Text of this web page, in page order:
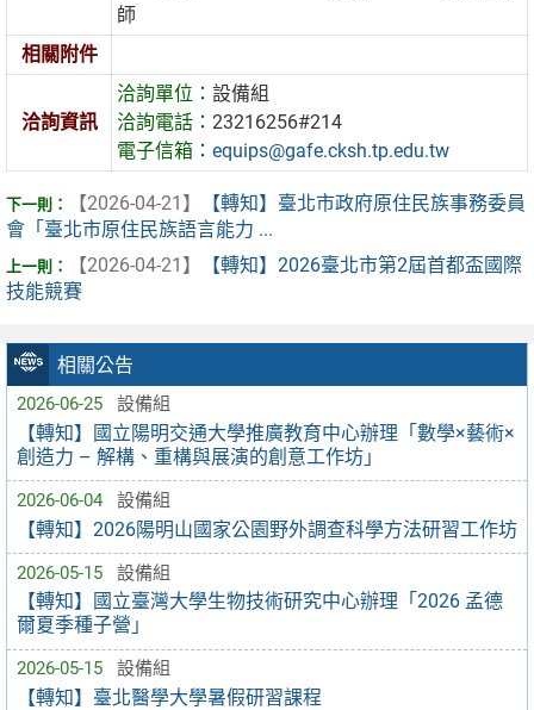
相關公告
2026-06-25 設備組
【轉知】國立陽明交通大學推廣教育中心辦理「數學×藝術×
創造力 – 解構、重構與展演的創意工作坊」
2026-06-04 設備組
【轉知】2026陽明山國家公園野外調查科學方法研習工作坊
2026-05-15 設備組
【轉知】國立臺灣大學生物技術研究中心辦理「2026 孟德
爾夏季種子營」
2026-05-15 設備組
【轉知】臺北醫學大學暑假研習課程
師
相關附件
洽詢資訊
洽詢單位：設備組
洽詢電話：23216256#214
電子信箱：equips@gafe.cksh.tp.edu.tw
【2026-04-21】
【轉知】臺北市政府原住民族事務委員
會「臺北市原住民族語言能力 ...
【2026-04-21】
【轉知】2026臺北市第2屆首都盃國際
技能競賽